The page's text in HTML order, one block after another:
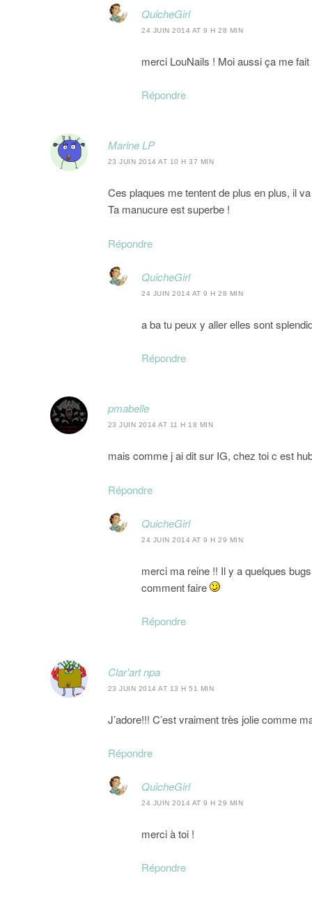
QuicheGirl
24 JUIN 2014 AT 9 H 28 MIN
merci LouNails ! Moi aussi ça me
Répondre
Marine LP
23 JUIN 2014 AT 10 H 37 MIN
Ces plaques me tentent de plus en plus, il
Ta manucure est superbe !
Répondre
QuicheGirl
24 JUIN 2014 AT 9 H 28 MIN
a ba tu peux y aller elles sont
Répondre
pmabelle
23 JUIN 2014 AT 11 H 18 MIN
mais comme j ai dit sur IG, chez toi c est
Répondre
QuicheGirl
24 JUIN 2014 AT 9 H 29 MIN
merci ma reine !! Il y a quelques
comment faire
Répondre
Clar'art npa
23 JUIN 2014 AT 13 H 51 MIN
J’adore!!! C’est vraiment très jolie comme
Répondre
QuicheGirl
24 JUIN 2014 AT 9 H 29 MIN
merci à toi !
Répondre